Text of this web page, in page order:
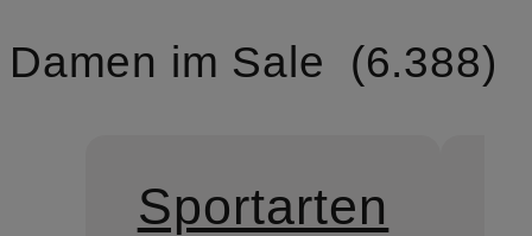
Damen im Sale
6.388
Sportarten